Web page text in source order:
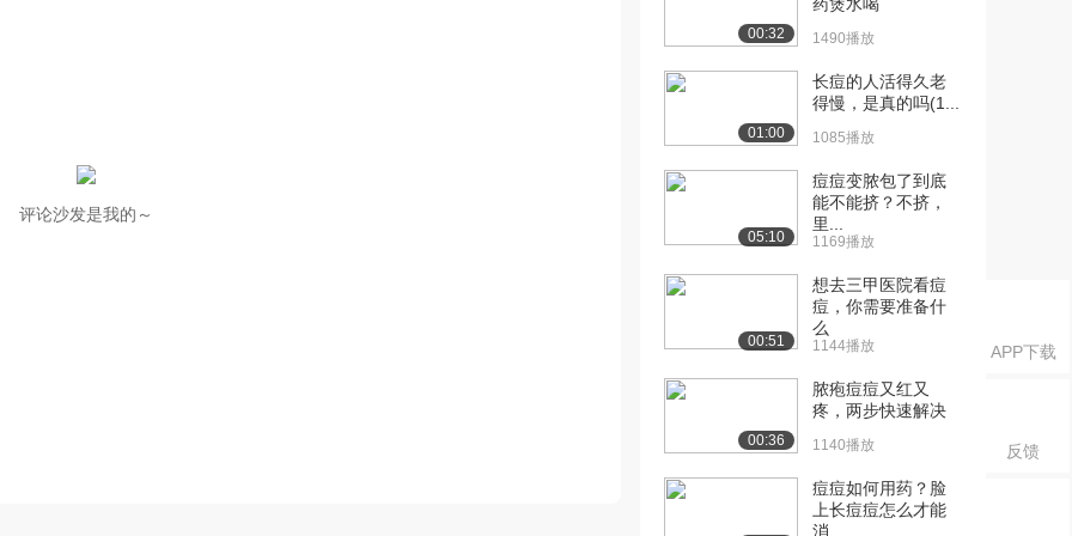
APP下载
反馈
评论沙发是我的～
00:32 1490播放
01:00
长痘的人活得久老
得慢，是真的吗(1...
1085播放
05:10
痘痘变脓包了到底
能不能挤？不挤，
里...
1169播放
00:51
想去三甲医院看痘
痘，你需要准备什
么
1144播放
00:36
脓疱痘痘又红又
疼，两步快速解决
1140播放
痘痘如何用药？脸
上长痘痘怎么才能
消...